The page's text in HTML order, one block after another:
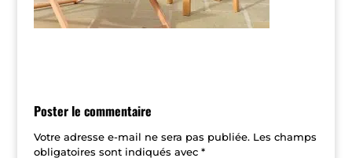
Poster le commentaire
Votre adresse e-mail ne sera pas publiée. Les champs
obligatoires sont indiqués avec *